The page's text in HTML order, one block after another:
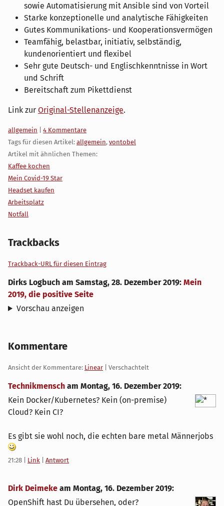
sowie Automatisierung mit Ansible sind von Vorteil
Starke konzeptionelle und analytische Fähigkeiten
Gutes Kommunikations- und Kooperationsvermögen
Teamfähig, belastbar, initiativ, selbständig,
kundenorientiert und flexibel
Sehr gute Deutsch- und Englischkenntnisse in Wort
und Schrift
Bereitschaft zum Pikettdienst
Link zur Original-Stellenanzeige.
Kategorien:
allgemein
4 Kommentare
Tags für diesen Artikel: allgemein, vontobel
Artikel mit ähnlichen Themen:
Kaffee kochen
Mein Covid-19 Star
Headset kaufen
Arbeitsplatz
Notfall
Trackbacks
Trackback-URL für diesen Eintrag
Dirks Logbuch am Samstag, 28. Dezember 2019: Mein
2019, die positive Seite
Vorschau anzeigen
Kommentare
Ansicht der Kommentare: Linear | Verschachtelt
Technikmensch am Montag, 16. Dezember 2019:
Kein Docker/Kubernetes? Kein (on-premise)
Cloud? Kein CI?
Es gibt sie wohl noch, die echten bare metal Männerjobs
21:28 Link Antwort
Dirk Deimeke am Montag, 16. Dezember 2019:
OpenShift hast Du übersehen, oder?